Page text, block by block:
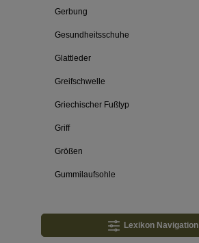
Gerbung
Gesundheitsschuhe
Glattleder
Greifschwelle
Griechischer Fußtyp
Griff
Größen
Gummilaufsohle
Lexikon Navigation